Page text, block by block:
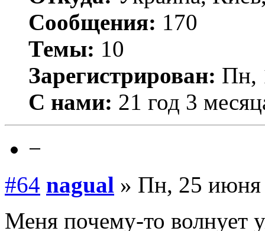
Сообщения: 170
Темы: 10
Зарегистрирован: Пн,
С нами: 21 год 3
−
#64 nagual » Пн, 25 июня
Меня почему-то волнует